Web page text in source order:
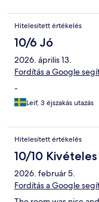
Hitelesített értékelés
10/6 Jó
2026. április 13.
Fordítás a Google
-
Leif, 3 éjszakás utazás
Hitelesített értékelés
10/10 Kivételes
2026. február 5.
Fordítás a Google